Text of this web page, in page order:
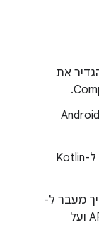
את
: תכונות חדשות ב-Android
: ניבים ספציפיים ל-Kotlin
מעבר ל-
Compose יכול להשפיע על גודל ה-APK ועל